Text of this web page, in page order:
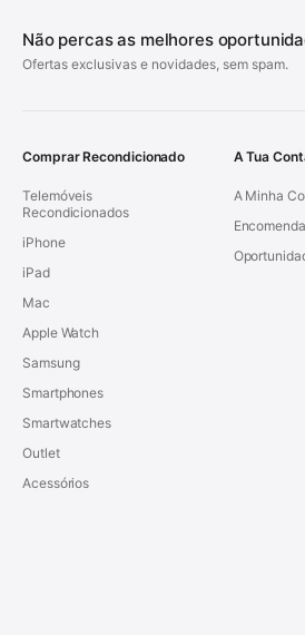
Não percas as melhores
Ofertas exclusivas e novidades, sem spam.
Comprar Recondicionado
Telemóveis
Recondicionados
iPhone
iPad
Mac
Apple Watch
Samsung
Smartphones
Smartwatches
Outlet
Acessórios
A Tua
A Minha